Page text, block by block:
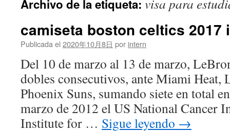
contenido
Archivo de la etiqueta: visa para
camiseta boston celtics 2017
Publicada el 2020年10月8日 por intern
Del 10 de marzo al 13 de marzo,
dobles consecutivos, ante Miami Heat,
Phoenix Suns, sumando siete en total
marzo de 2012 el US National Cancer
Institute for … Sigue leyendo →